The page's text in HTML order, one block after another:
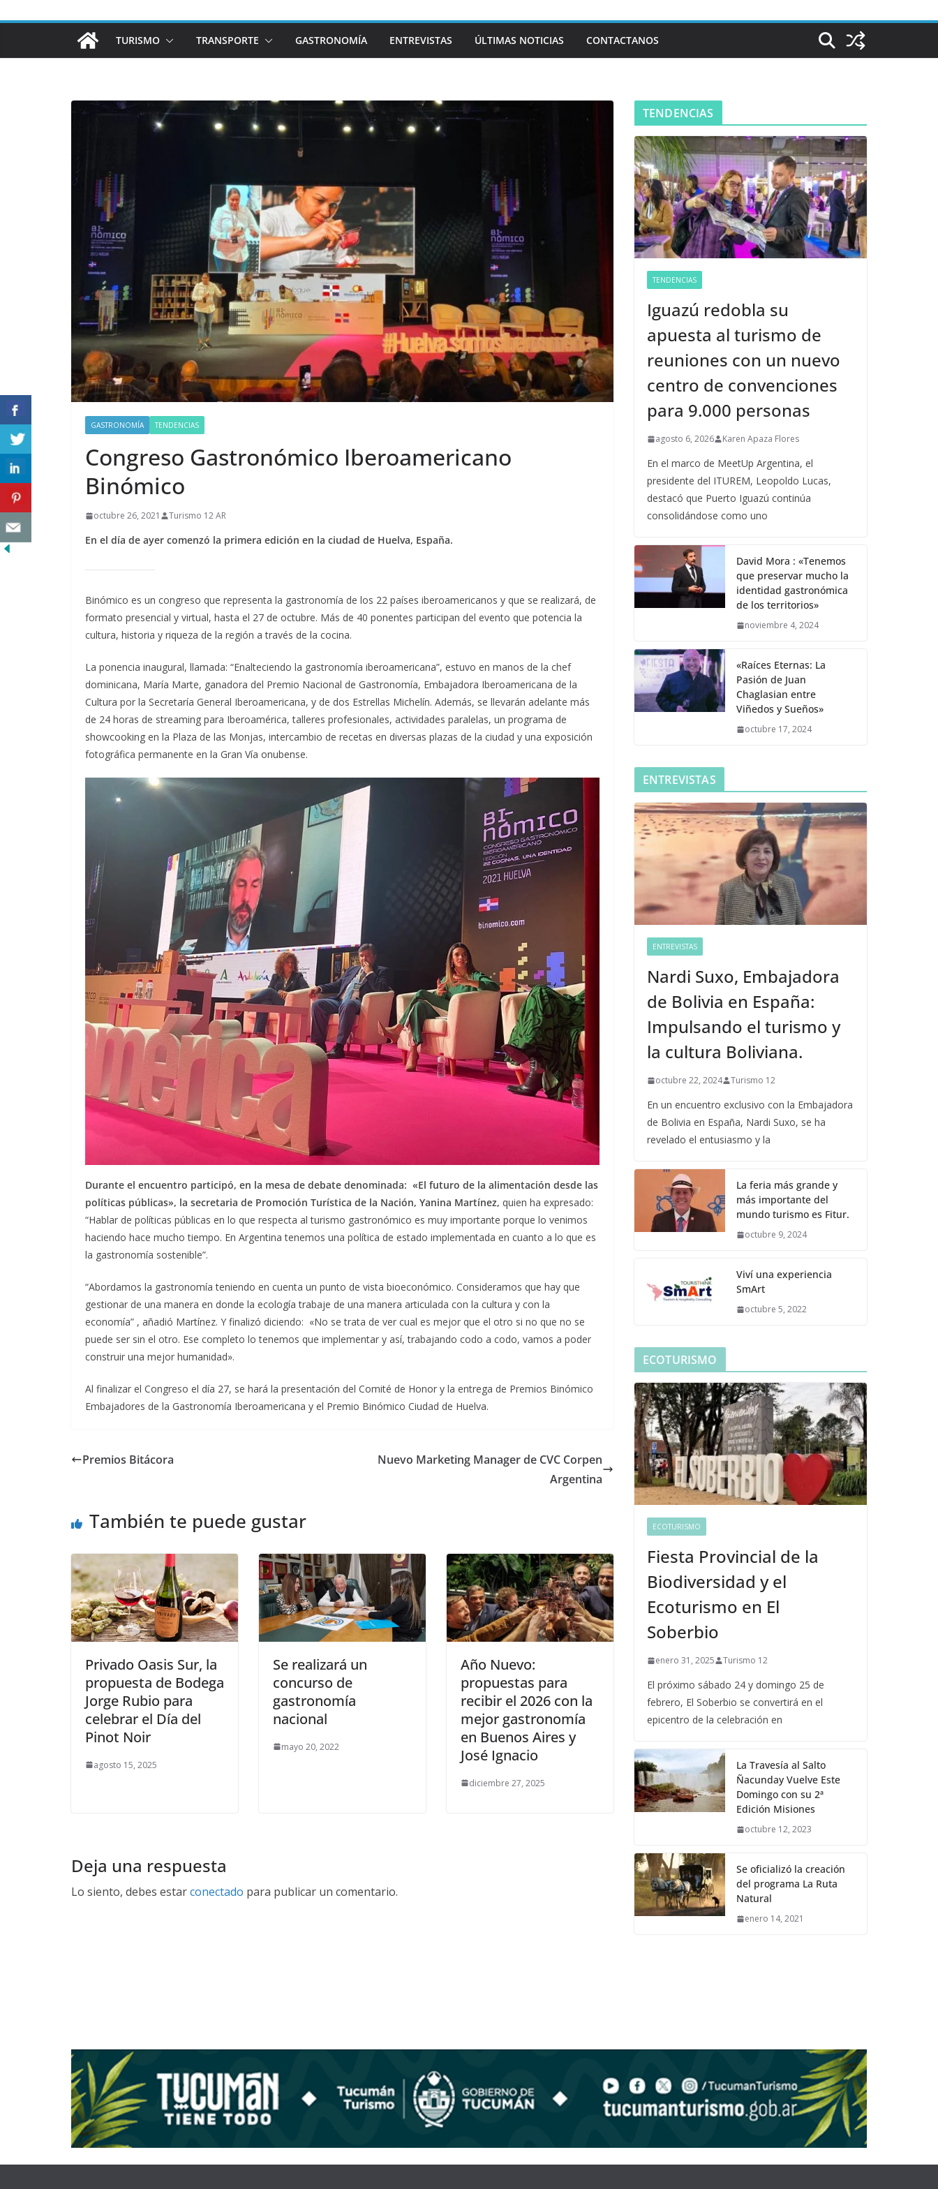
TURISMO TRANSPORTE GASTRONOMÍA ENTREVISTAS ÚLTIMAS NOTICIAS CONTACTANOS
GASTRONOMÍA TENDENCIAS
Congreso Gastronómico Iberoamericano
Binómico
octubre 26, 2021 Turismo 12 AR
En el día de ayer comenzó la primera edición en la ciudad de Huelva, España.
Binómico es un congreso que representa la gastronomía de los 22 países iberoamericanos y que se realizará, de
formato presencial y virtual, hasta el 27 de octubre. Más de 40 ponentes participan del evento que potencia la
cultura, historia y riqueza de la región a través de la cocina.
La ponencia inaugural, llamada: “Enalteciendo la gastronomía iberoamericana”, estuvo en manos de la chef
dominicana, María Marte, ganadora del Premio Nacional de Gastronomía, Embajadora Iberoamericana de la
Cultura por la Secretaría General Iberoamericana, y de dos Estrellas Michelín. Además, se llevarán adelante más
de 24 horas de streaming para Iberoamérica, talleres profesionales, actividades paralelas, un programa de
showcooking en la Plaza de las Monjas, intercambio de recetas en diversas plazas de la ciudad y una exposición
fotográfica permanente en la Gran Vía onubense.
Durante el encuentro participó, en la mesa de debate denominada: «El futuro de la alimentación desde las
políticas públicas», la secretaria de Promoción Turística de la Nación, Yanina Martínez, quien ha expresado:
“Hablar de políticas públicas en lo que respecta al turismo gastronómico es muy importante porque lo venimos
haciendo hace mucho tiempo. En Argentina tenemos una política de estado implementada en cuanto a lo que es
la gastronomía sostenible”.
“Abordamos la gastronomía teniendo en cuenta un punto de vista bioeconómico. Consideramos que hay que
gestionar de una manera en donde la ecología trabaje de una manera articulada con la cultura y con la
economía” , añadió Martínez. Y finalizó diciendo: «No se trata de ver cual es mejor que el otro si no que no se
puede ser sin el otro. Ese completo lo tenemos que implementar y así, trabajando codo a codo, vamos a poder
construir una mejor humanidad».
Al finalizar el Congreso el día 27, se hará la presentación del Comité de Honor y la entrega de Premios Binómico
Embajadores de la Gastronomía Iberoamericana y el Premio Binómico Ciudad de Huelva.
Premios Bitácora
Nuevo Marketing Manager de CVC Corpen
Argentina
También te puede gustar
Privado Oasis Sur, la
propuesta de Bodega
Jorge Rubio para
celebrar el Día del
Pinot Noir
agosto 15, 2025
Se realizará un
concurso de
gastronomía
nacional
mayo 20, 2022
Año Nuevo:
propuestas para
recibir el 2026 con la
mejor gastronomía
en Buenos Aires y
José Ignacio
diciembre 27, 2025
Deja una respuesta
Lo siento, debes estarconectado para publicar un comentario.
TENDENCIAS
TENDENCIAS
Iguazú redobla su
apuesta al turismo de
reuniones con un nuevo
centro de convenciones
para 9.000 personas
agosto 6, 2026 Karen Apaza Flores
En el marco de MeetUp Argentina, el
presidente del ITUREM, Leopoldo Lucas,
destacó que Puerto Iguazú continúa
consolidándose como uno
David Mora : «Tenemos
que preservar mucho la
identidad gastronómica
de los territorios»
noviembre 4, 2024
«Raíces Eternas: La
Pasión de Juan
Chaglasian entre
Viñedos y Sueños»
octubre 17, 2024
ENTREVISTAS
ENTREVISTAS
Nardi Suxo, Embajadora
de Bolivia en España:
Impulsando el turismo y
la cultura Boliviana.
octubre 22, 2024 Turismo 12
En un encuentro exclusivo con la Embajadora
de Bolivia en España, Nardi Suxo, se ha
revelado el entusiasmo y la
La feria más grande y
más importante del
mundo turismo es Fitur.
octubre 9, 2024
Viví una experiencia
SmArt
octubre 5, 2022
ECOTURISMO
ECOTURISMO
Fiesta Provincial de la
Biodiversidad y el
Ecoturismo en El
Soberbio
enero 31, 2025 Turismo 12
El próximo sábado 24 y domingo 25 de
febrero, El Soberbio se convertirá en el
epicentro de la celebración en
La Travesía al Salto
Ñacunday Vuelve Este
Domingo con su 2ª
Edición Misiones
octubre 12, 2023
Se oficializó la creación
del programa La Ruta
Natural
enero 14, 2021